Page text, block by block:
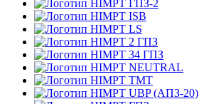
ГПЗ-2
ISB
LS
2 ГПЗ
34 ГПЗ
NEUTRAL
TMT
UBP (АПЗ-20)